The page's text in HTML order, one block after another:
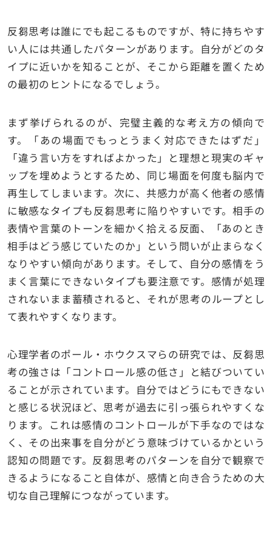
反芻思考は誰にでも起こるものですが、特に持ちやす
い人には共通したパターンがあります。自分がどのタ
イプに近いかを知ることが、そこから距離を置くため
の最初のヒントになるでしょう。
まず挙げられるのが、完璧主義的な考え方の傾向で
す。「あの場面でもっとうまく対応できたはずだ」
「違う言い方をすればよかった」と理想と現実のギャ
ップを埋めようとするため、同じ場面を何度も脳内で
再生してしまいます。次に、共感力が高く他者の感情
に敏感なタイプも反芻思考に陥りやすいです。相手の
表情や言葉のトーンを細かく拾える反面、「あのとき
相手はどう感じていたのか」という問いが止まらなく
なりやすい傾向があります。そして、自分の感情をう
まく言葉にできないタイプも要注意です。感情が処理
されないまま蓄積されると、それが思考のループとし
て表れやすくなります。
心理学者のポール・ホウクスマらの研究では、反芻思
考の強さは「コントロール感の低さ」と結びついてい
ることが示されています。自分ではどうにもできない
と感じる状況ほど、思考が過去に引っ張られやすくな
ります。これは感情のコントロールが下手なのではな
く、その出来事を自分がどう意味づけているかという
認知の問題です。反芻思考のパターンを自分で観察で
きるようになること自体が、感情と向き合うための大
切な自己理解につながっています。